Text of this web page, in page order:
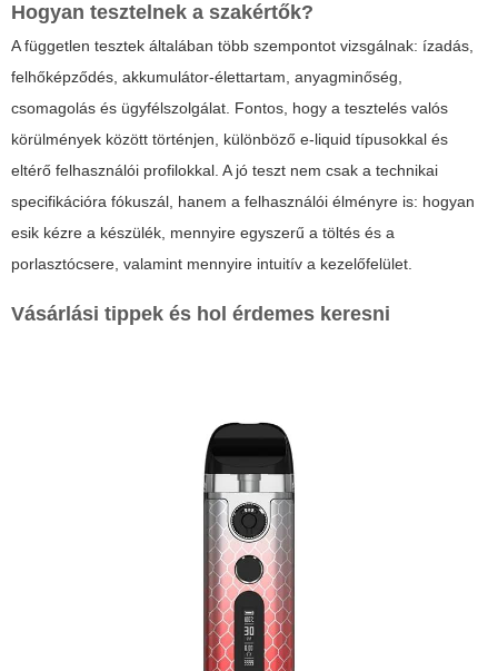
Hogyan tesztelnek a szakértők?
A független tesztek általában több szempontot vizsgálnak: ízadás,
felhőképződés, akkumulátor-élettartam, anyagminőség,
csomagolás és ügyfélszolgálat. Fontos, hogy a tesztelés valós
körülmények között történjen, különböző e-liquid típusokkal és
eltérő felhasználói profilokkal. A jó teszt nem csak a technikai
specifikációra fókuszál, hanem a felhasználói élményre is: hogyan
esik kézre a készülék, mennyire egyszerű a töltés és a
porlasztócsere, valamint mennyire intuitív a kezelőfelület.
Vásárlási tippek és hol érdemes keresni